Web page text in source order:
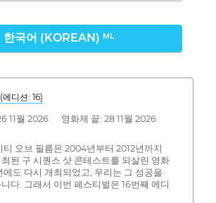
한국어 (KOREAN) ML
(에디션: 16)
11월 2026 영화제 끝: 28 11월 2026
티 오브 필름은 2004년부터 2012년까지
된 구 시퀀스 샷 콘테스트를 되살린 영화
에도 다시 개최되었고, 우리는 그 성공을
다. 그래서 이번 페스티벌은 16번째 에디